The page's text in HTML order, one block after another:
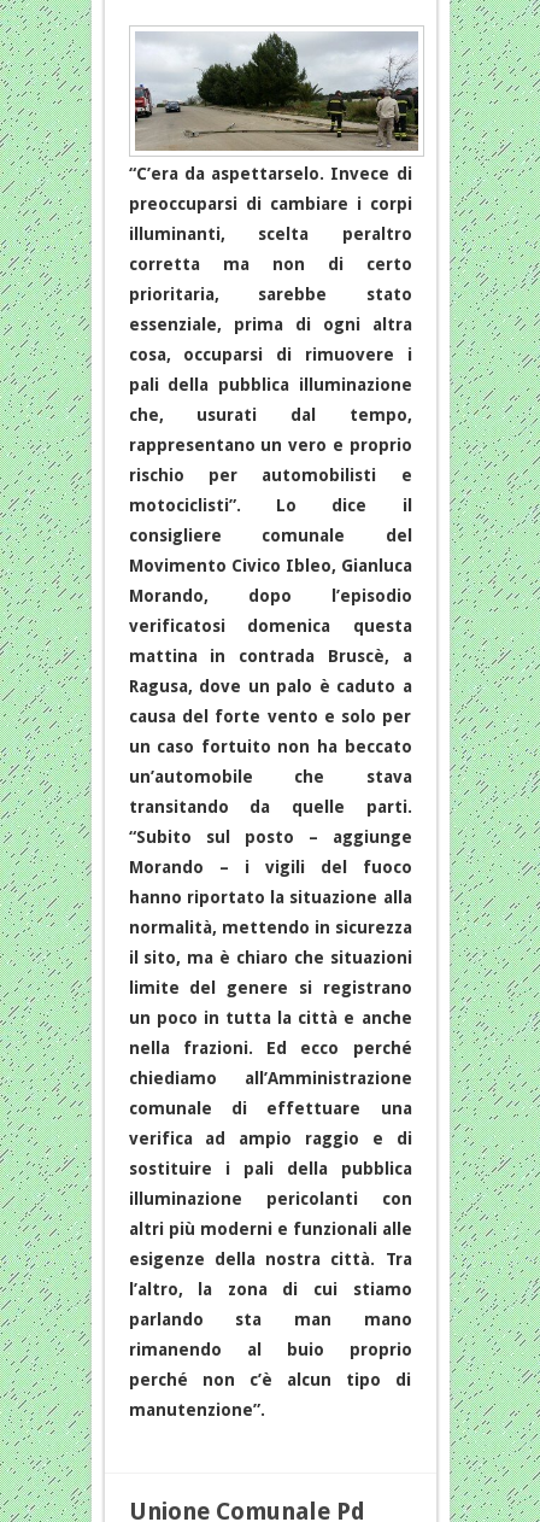
“C’era da aspettarselo. Invece di
preoccuparsi di cambiare i corpi
illuminanti, scelta peraltro
corretta ma non di certo
prioritaria, sarebbe stato
essenziale, prima di ogni altra
cosa, occuparsi di rimuovere i
pali della pubblica illuminazione
che, usurati dal tempo,
rappresentano un vero e proprio
rischio per automobilisti e
motociclisti”. Lo dice il
consigliere comunale del
Movimento Civico Ibleo, Gianluca
Morando, dopo l’episodio
verificatosi domenica questa
mattina in contrada Bruscè, a
Ragusa, dove un palo è caduto a
causa del forte vento e solo per
un caso fortuito non ha beccato
un’automobile che stava
transitando da quelle parti.
“Subito sul posto – aggiunge
Morando – i vigili del fuoco
hanno riportato la situazione alla
normalità, mettendo in sicurezza
il sito, ma è chiaro che situazioni
limite del genere si registrano
un poco in tutta la città e anche
nella frazioni. Ed ecco perché
chiediamo all’Amministrazione
comunale di effettuare una
verifica ad ampio raggio e di
sostituire i pali della pubblica
illuminazione pericolanti con
altri più moderni e funzionali alle
esigenze della nostra città. Tra
l’altro, la zona di cui stiamo
parlando sta man mano
rimanendo al buio proprio
perché non c’è alcun tipo di
manutenzione”.
Unione Comunale Pd